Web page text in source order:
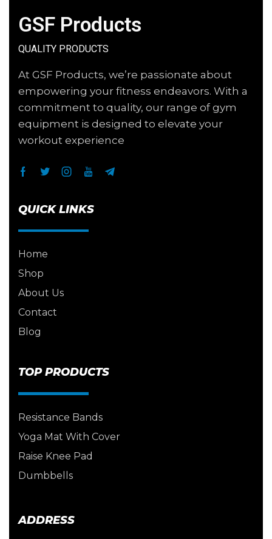
GSF Products
QUALITY PRODUCTS
At GSF Products, we’re passionate about
empowering your fitness endeavors. With a
commitment to quality, our range of gym
equipment is designed to elevate your
workout experience
QUICK LINKS
Home
Shop
About Us
Contact
Blog
TOP PRODUCTS
Resistance Bands
Yoga Mat With Cover
Raise Knee Pad
Dumbbells
ADDRESS